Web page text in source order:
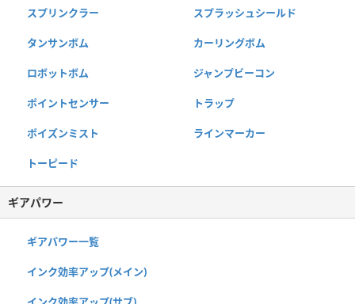
スプリンクラー スプラッシュシールド
タンサンボム カーリングボム
ロボットボム ジャンプビーコン
ポイントセンサー トラップ
ポイズンミスト ラインマーカー
トーピード
ギアパワー
ギアパワー一覧
インク効率アップ(メイン)